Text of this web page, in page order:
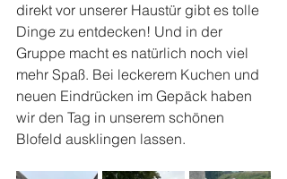
direkt vor unserer Haustür gibt es tolle
Dinge zu entdecken! Und in der
Gruppe macht es natürlich noch viel
mehr Spaß. Bei leckerem Kuchen und
neuen Eindrücken im Gepäck haben
wir den Tag in unserem schönen
Blofeld ausklingen lassen.